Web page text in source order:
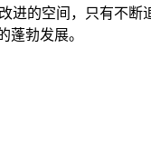
进的空间，只有不断
蓬勃发展。